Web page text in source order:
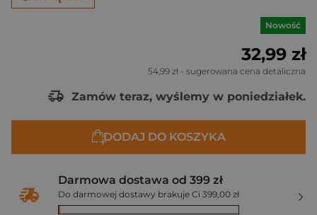
Nowość
32,99 zł
54,99 zł - sugerowana cena detaliczna
Zamów teraz, wyślemy w poniedziałek.
DODAJ DO KOSZYKA
Darmowa dostawa od 399 zł
Do darmowej dostawy brakuje Ci 399,00 zł